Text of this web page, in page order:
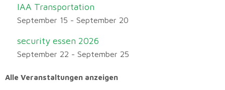
IAA Transportation
September 15 - September 20
security essen 2026
September 22 - September 25
Alle Veranstaltungen anzeigen